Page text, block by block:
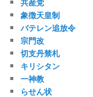
共産党
象徴天皇制
バテレン追放令
宗門改
切支丹禁札
キリシタン
一神教
らせん状